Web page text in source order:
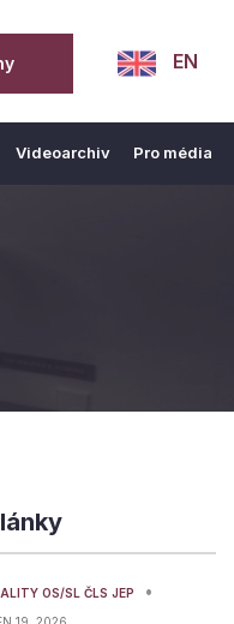
Videoarchiv Pro média
EN
OS/SL ČLS JEP •